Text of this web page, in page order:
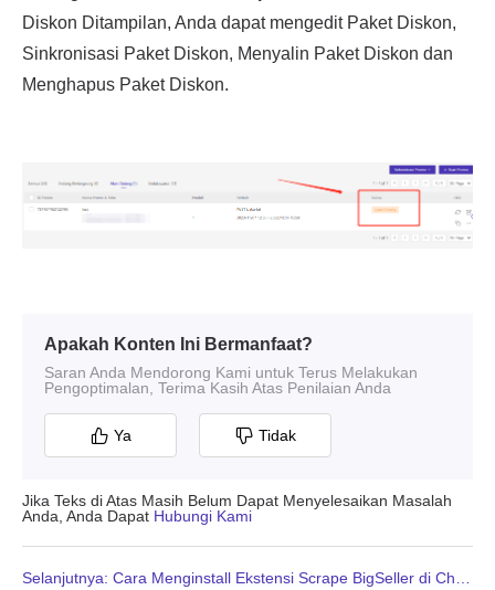
Apakah Konten Ini Bermanfaat?
Saran Anda Mendorong Kami untuk Terus Melakukan
Pengoptimalan, Terima Kasih Atas Penilaian Anda
Ya Tidak
Jika Teks di Atas Masih Belum Dapat Menyelesaikan Masalah
Anda, Anda Dapat Hubungi Kami
Selanjutnya: Cara Menginstall Ekstensi Scrape BigSeller di Chrome Secara Manual